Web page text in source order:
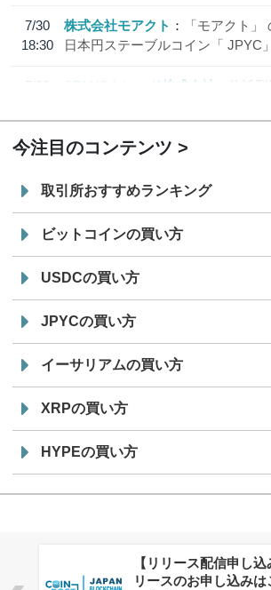
7/30
18:30
株式会社モアクト
「モアクト
日本円ステーブルコイン「 JPYC
7/29
SBI VCトレード株式会社
信託
今注目のコンテンツ
取引所おすすめランキング
ビットコインの買い方
USDCの買い方
JPYCの買い方
イーサリアムの買い方
XRPの買い方
HYPEの買い方
株式会社PlnX、アジ
ーバルWeb3カンファ